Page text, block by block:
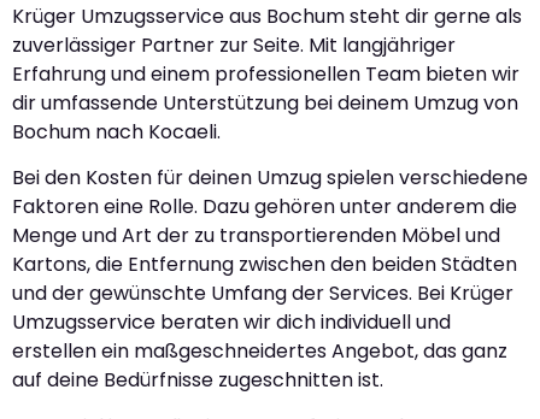
Krüger Umzugsservice aus Bochum steht dir gerne als
zuverlässiger Partner zur Seite. Mit langjähriger
Erfahrung und einem professionellen Team bieten wir
dir umfassende Unterstützung bei deinem Umzug von
Bochum nach Kocaeli.
Bei den Kosten für deinen Umzug spielen verschiedene
Faktoren eine Rolle. Dazu gehören unter anderem die
Menge und Art der zu transportierenden Möbel und
Kartons, die Entfernung zwischen den beiden Städten
und der gewünschte Umfang der Services. Bei Krüger
Umzugsservice beraten wir dich individuell und
erstellen ein maßgeschneidertes Angebot, das ganz
auf deine Bedürfnisse zugeschnitten ist.